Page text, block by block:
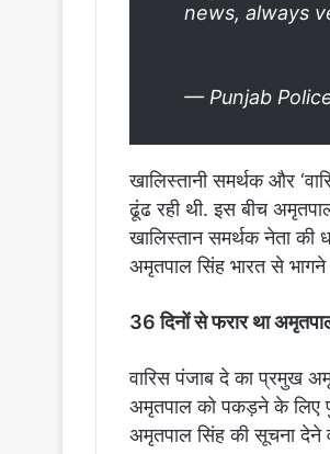
news, always
— Punjab
खालिस्तानी समर्थक और
ढूंढ रही थी. इस बीच
खालिस्तान समर्थक नेता
अमृतपाल सिंह भारत से
36 दिनों से फरार था
वारिस पंजाब दे का प्रमुख
अमृतपाल को पकड़ने के लिए
अमृतपाल सिंह की सूचना देने